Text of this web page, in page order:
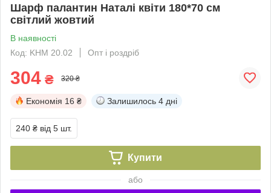
Шарф палантин Наталі квіти 180*70 см
світлий жовтий
В наявності
Код: KHM 20.02
Опт і роздріб
304 ₴ 320 ₴
Економія 16 ₴ Залишилось 4 дні
240 ₴ від 5 шт.
Купити
або